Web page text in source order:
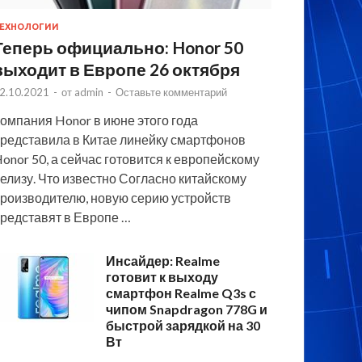
официально: Honor 50
в Европе 26 октября
- от admin - Оставьте комментарий
Honor в июне этого года
в Китае линейку смартфонов
50, а сейчас готовится к европейскому
Что известно Согласно китайскому
новую серию устройств
в Европе …
Инсайдер: Realme
готовит к выходу
смартфон Realme Q3s с
чипом Snapdragon 778G и
быстрой зарядкой на 30
Вт